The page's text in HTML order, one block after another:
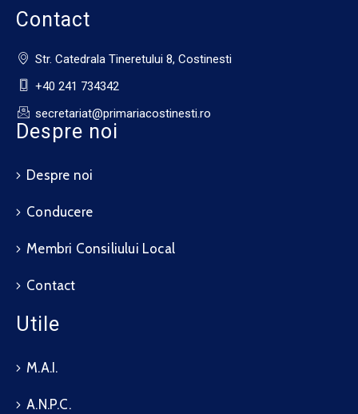
Contact
Str. Catedrala Tineretului 8, Costinesti
+40 241 734342
secretariat@primariacostinesti.ro​
Despre noi
Despre noi
Conducere
Membri Consiliului Local
Contact
Utile
M.A.I.
A.N.P.C.